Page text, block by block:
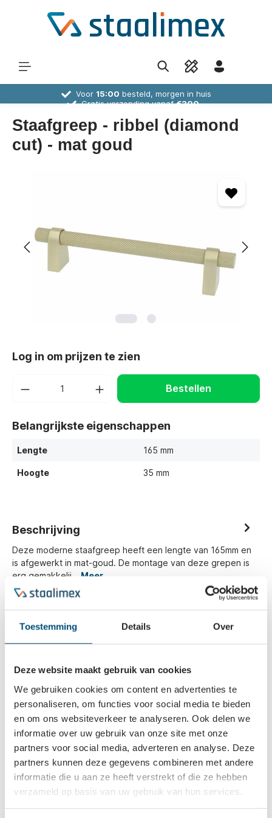
Toestemming Details Over
Deze website maakt gebruik van cookies
We gebruiken cookies om content en advertenties te
personaliseren, om functies voor social media te bieden
en om ons websiteverkeer te analyseren. Ook delen we
informatie over uw gebruik van onze site met onze
partners voor social media, adverteren en analyse. Deze
partners kunnen deze gegevens combineren met andere
informatie die u aan ze heeft verstrekt of die ze hebben
verzameld op basis van uw gebruik van hun services.
Voor 15:00 besteld, morgen in huis
Gratis verzending vanaf€300,-
Staafgreep - ribbel (diamond
cut) - mat goud
Log in om prijzen te zien
Bestellen
Belangrijkste eigenschappen
Lengte 165 mm
Hoogte 35 mm
Beschrijving
Deze moderne staafgreep heeft een lengte van 165mm en
is afgewerkt in mat-goud. De montage van deze grepen is
erg gemakkelij… Meer
Eigenschappen
Gerelateerd